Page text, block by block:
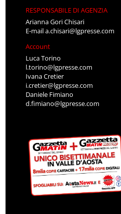
RESPONSABILE DI AGENZIA
Arianna Gori Chisari
E-maila.chisari@lgpresse.com
Account
Luca Torino
l.torino@lgpresse.com
Ivana Cretier
i.cretier@lgpresse.com
Daniele Fimiano
d.fimiano@lgpresse.com